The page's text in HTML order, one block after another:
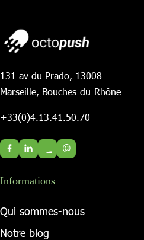
131 av du Prado, 13008
Marseille, Bouches-du-Rhône
+33(0)4.13.41.50.70
@
Informations
Qui sommes-nous
Notre blog